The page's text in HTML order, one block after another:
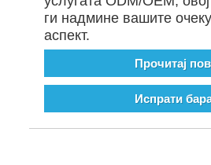
ги надмине вашите
аспект.
Прочитај
Испрати